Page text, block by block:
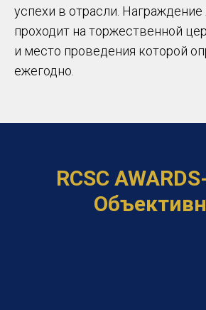
успехи в отрасли. Награждение
проходит на торжественной
и место проведения которой
ежегодно.
RCSC